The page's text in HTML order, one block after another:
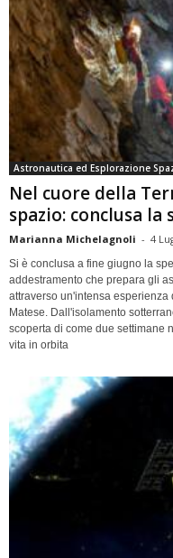
Astronautica ed Esplorazione
Nel cuore della
spazio: conclusa la
Marianna Michelagnoli - 4
Si è conclusa a fine giugno la
addestramento che prepara gli
attraverso un'intensa
Matese. Dall'isolamento
scoperta di come due settimane
vita in orbita